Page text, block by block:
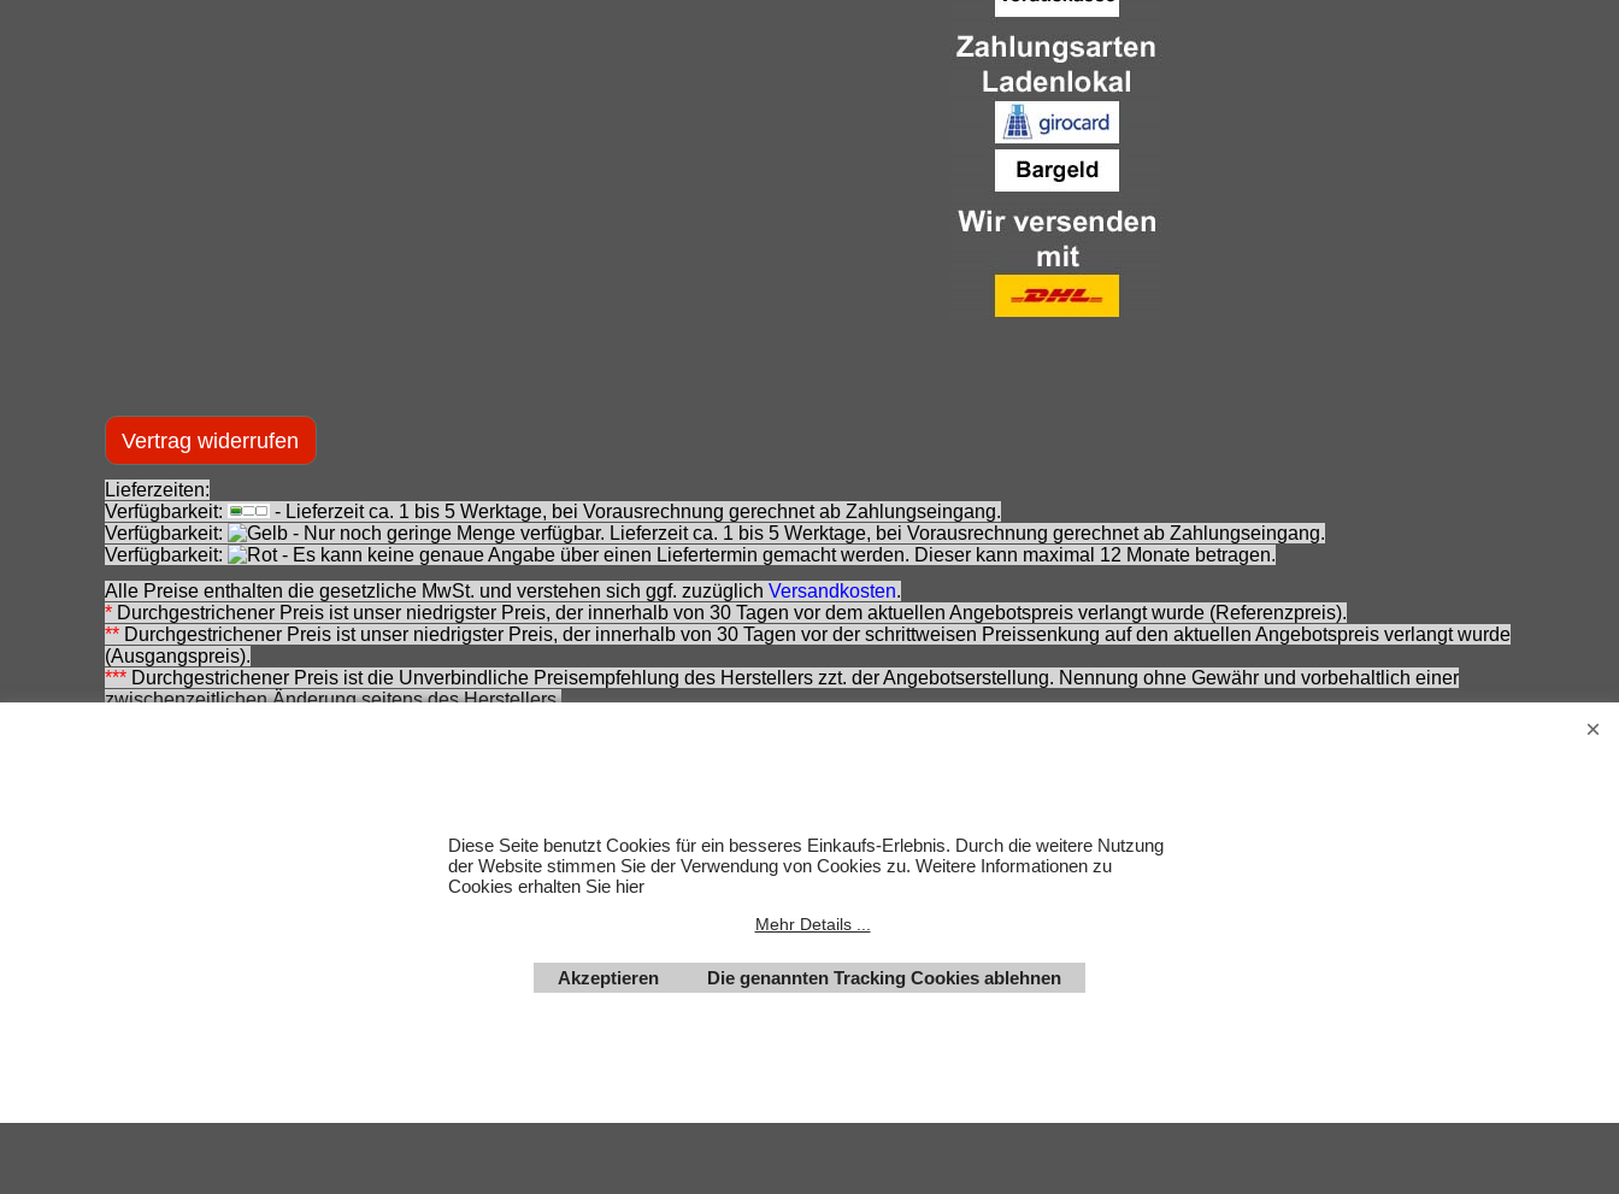
Vertrag widerrufen
Lieferzeiten:
Verfügbarkeit:
- Lieferzeit ca. 1 bis 5 Werktage, bei Vorausrechnung gerechnet ab Zahlungseingang.
Verfügbarkeit:
- Nur noch geringe Menge verfügbar. Lieferzeit ca. 1 bis 5 Werktage, bei Vorausrechnung gerechnet ab Zahlungseingang.
Verfügbarkeit:
- Es kann keine genaue Angabe über einen Liefertermin gemacht werden. Dieser kann maximal 12 Monate betragen.
Alle Preise enthalten die gesetzliche MwSt. und verstehen sich ggf. zuzüglich Versandkosten.
* Durchgestrichener Preis ist unser niedrigster Preis, der innerhalb von 30 Tagen vor dem aktuellen Angebotspreis verlangt wurde (Referenzpreis).
** Durchgestrichener Preis ist unser niedrigster Preis, der innerhalb von 30 Tagen vor der schrittweisen Preissenkung auf den aktuellen Angebotspreis verlangt wurde
(Ausgangspreis).
*** Durchgestrichener Preis ist die Unverbindliche Preisempfehlung des Herstellers zzt. der Angebotserstellung. Nennung ohne Gewähr und vorbehaltlich einer
zwischenzeitlichen Änderung seitens des Herstellers.
Diese Seite benutzt Cookies für ein besseres Einkaufs-Erlebnis. Durch die weitere Nutzung
der Website stimmen Sie der Verwendung von Cookies zu. Weitere Informationen zu
Cookies erhalten Sie hier
Mehr Details ...
Akzeptieren Die genannten Tracking Cookies ablehnen